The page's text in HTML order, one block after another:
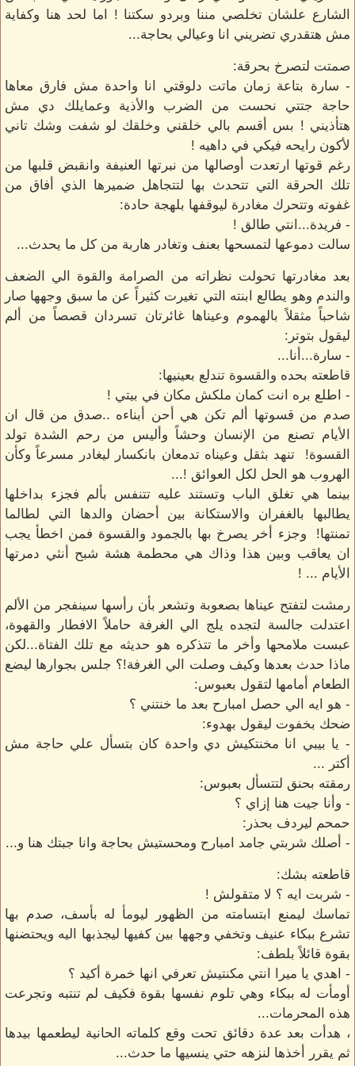
الشارع علشان تخلصي مننا وبردو سكتنا ! اما لحد هنا وكفاية
مش هتقدري تضريني انا وعيالي بحاجة...
صمتت لتصرخ بحرقة:
- سارة بتاعة زمان ماتت دلوقتي انا واحدة مش فارق معاها
حاجة جتتي نحست من الضرب والأذية وعمايلك دي مش
هتأذيني ! بس أقسم بالي خلقني وخلقك لو شفت وشك تاني
لأكون رايحه فيكي في داهيه !
رغم قوتها ارتعدت أوصالها من نبرتها العنيفة وانقبض قلبها من
تلك الحرقة التي تتحدث بها لتتجاهل ضميرها الذي أفاق من
غفوته وتتحرك مغادرة ليوقفها بلهجة حادة:
- فريدة...انتي طالق !
سالت دموعها لتمسحها بعنف وتغادر هاربة من كل ما يحدث...
بعد مغادرتها تحولت نظراته من الصرامة والقوة الي الضعف
والندم وهو يطالع ابنته التي تغيرت كثيراً عن ما سبق وجهها صار
شاحباً مثقلاً بالهموم وعيناها غائرتان تسردان قصصاً من ألم
ليقول بتوتر:
- سارة...أنا...
قاطعته بحده والقسوة تندلع بعينيها:
- اطلع بره انت كمان ملكش مكان في بيتي !
صدم من قسوتها ألم تكن هي أحن أبناءه ..صدق من قال ان
الأيام تصنع من الإنسان وحشاً وأليس من رحم الشدة تولد
القسوة! تنهد بثقل وعيناه تدمعان بانكسار ليغادر مسرعاً وكأن
الهروب هو الحل لكل العوائق !...
بينما هي تغلق الباب وتستند عليه تتنفس بألم فجزء بداخلها
يطالبها بالغفران والاستكانة بين أحضان والدها التي لطالما
تمنتها! وجزء أخر يصرخ بها بالجمود والقسوة فمن اخطأ يجب
ان يعاقب وبين هذا وذاك هي محطمة هشة شبح أنثي دمرتها
الأيام ... !
رمشت لتفتح عيناها بصعوبة وتشعر بأن رأسها سينفجر من الألم
اعتدلت جالسة لتجده يلج الي الغرفة حاملاً الافطار والقهوة،
عبست ملامحها وأخر ما تتذكره هو حديثه مع تلك الفتاة...لكن
ماذا حدث بعدها وكيف وصلت الي الغرفة!؟ جلس بجوارها ليضع
الطعام أمامها لتقول بعبوس:
- هو ايه الي حصل امبارح بعد ما خنتني ؟
ضحك بخفوت ليقول بهدوء:
- يا بيبي انا مخنتكيش دي واحدة كان بتسأل علي حاجة مش
أكتر ...
رمقته بحنق لتتسأل بعبوس:
- وأنا جيت هنا إزاي ؟
حمحم ليردف بحذر:
- أصلك شربتي جامد امبارح ومحستيش بحاجة وانا جبتك هنا و...
قاطعته بشك:
- شربت ايه ؟ لا متقولش !
تماسك ليمنع ابتسامته من الظهور ليومأ له بأسف، صدم بها
تشرع ببكاء عنيف وتخفي وجهها بين كفيها ليجذبها اليه ويحتضنها
بقوة قائلاً بلطف:
- اهدي يا ميرا انتي مكنتيش تعرفي انها خمرة أكيد ؟
أومأت له ببكاء وهي تلوم نفسها بقوة فكيف لم تنتبه وتجرعت
هذه المحرمات...
، هدأت بعد عدة دقائق تحت وقع كلماته الحانية ليطعمها بيدها
ثم يقرر أخذها لنزهه حتي ينسيها ما حدث...